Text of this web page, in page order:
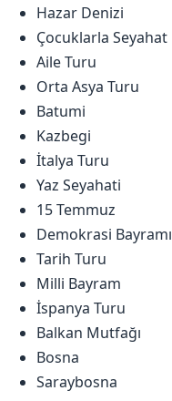
Hazar Denizi
Çocuklarla Seyahat
Aile Turu
Orta Asya Turu
Batumi
Kazbegi
İtalya Turu
Yaz Seyahati
15 Temmuz
Demokrasi Bayramı
Tarih Turu
Milli Bayram
İspanya Turu
Balkan Mutfağı
Bosna
Saraybosna